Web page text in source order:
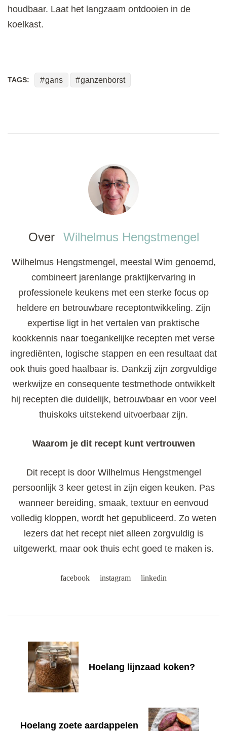
houdbaar. Laat het langzaam ontdooien in de
koelkast.
TAGS: gans ganzenborst
Over Wilhelmus Hengstmengel
Wilhelmus Hengstmengel, meestal Wim genoemd,
combineert jarenlange praktijkervaring in
professionele keukens met een sterke focus op
heldere en betrouwbare receptontwikkeling. Zijn
expertise ligt in het vertalen van praktische
kookkennis naar toegankelijke recepten met verse
ingrediënten, logische stappen en een resultaat dat
ook thuis goed haalbaar is. Dankzij zijn zorgvuldige
werkwijze en consequente testmethode ontwikkelt
hij recepten die duidelijk, betrouwbaar en voor veel
thuiskoks uitstekend uitvoerbaar zijn.
Waarom je dit recept kunt vertrouwen
Dit recept is door Wilhelmus Hengstmengel
persoonlijk 3 keer getest in zijn eigen keuken. Pas
wanneer bereiding, smaak, textuur en eenvoud
volledig kloppen, wordt het gepubliceerd. Zo weten
lezers dat het recept niet alleen zorgvuldig is
uitgewerkt, maar ook thuis echt goed te maken is.
facebook instagram linkedin
Navigation
Hoelang lijnzaad koken?
Hoelang zoete aardappelen